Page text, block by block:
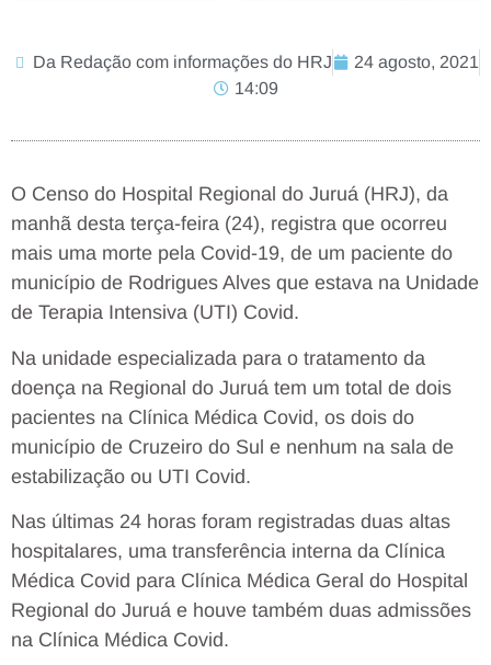
Da Redação com informações do HRJ
24 agosto, 2021
14:09
O Censo do Hospital Regional do Juruá (HRJ), da
manhã desta terça-feira (24), registra que ocorreu
mais uma morte pela Covid-19, de um paciente do
município de Rodrigues Alves que estava na Unidade
de Terapia Intensiva (UTI) Covid.
Na unidade especializada para o tratamento da
doença na Regional do Juruá tem um total de dois
pacientes na Clínica Médica Covid, os dois do
município de Cruzeiro do Sul e nenhum na sala de
estabilização ou UTI Covid.
Nas últimas 24 horas foram registradas duas altas
hospitalares, uma transferência interna da Clínica
Médica Covid para Clínica Médica Geral do Hospital
Regional do Juruá e houve também duas admissões
na Clínica Médica Covid.